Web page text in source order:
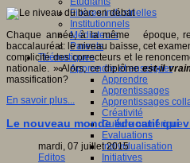
Filières industrielles
Institutionnels
Médiateurs
Parents
Thématiques
Apprendre et enseigner
Apprendre
Apprentissages
Apprentissages
Créativité
Culture numérique
Evaluations
Individualisation
Initiatives
Chaque année, à la même époque,
baccalauréat: le niveau baisse, cet
complicité des correcteurs et le
nationale. » Alors, ce diplômeest-il
massification?
En savoir plus...
Le nouveau monde éducatif qui
mardi, 07 juillet 2015
Editos